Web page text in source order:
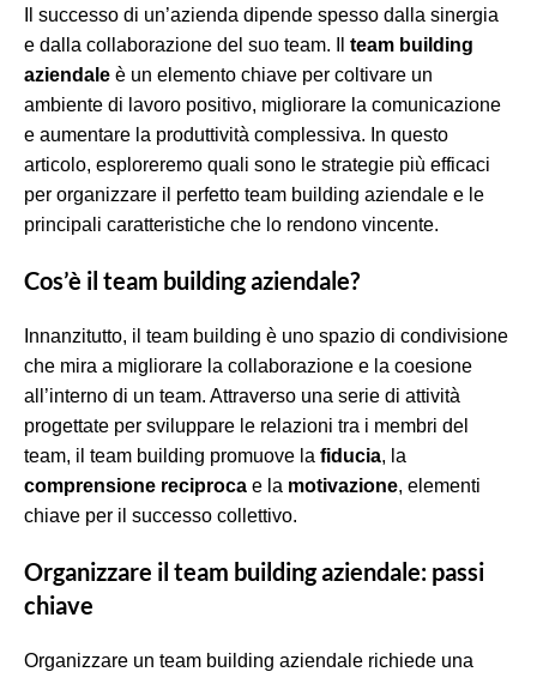
Il successo di un’azienda dipende spesso dalla sinergia
e dalla collaborazione del suo team. Il team building
aziendale è un elemento chiave per coltivare un
ambiente di lavoro positivo, migliorare la comunicazione
e aumentare la produttività complessiva. In questo
articolo, esploreremo quali sono le strategie più efficaci
per organizzare il perfetto team building aziendale e le
principali caratteristiche che lo rendono vincente.
Cos’è il team building aziendale?
Innanzitutto, il team building è uno spazio di condivisione
che mira a migliorare la collaborazione e la coesione
all’interno di un team. Attraverso una serie di attività
progettate per sviluppare le relazioni tra i membri del
team, il team building promuove la fiducia, la
comprensione reciproca e la motivazione, elementi
chiave per il successo collettivo.
Organizzare il team building aziendale: passi
chiave
Organizzare un team building aziendale richiede una